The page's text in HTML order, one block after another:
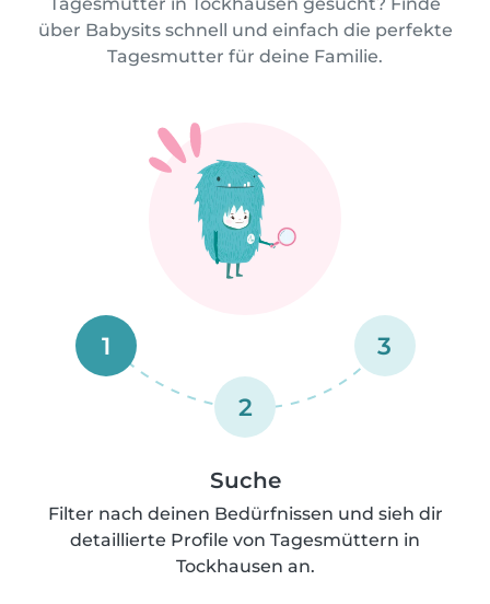
über Babysits schnell und einfach die perfekte
Tagesmutter für deine Familie.
1
2
3
Suche
Filter nach deinen Bedürfnissen und sieh dir
detaillierte Profile von Tagesmüttern in
Tockhausen an.